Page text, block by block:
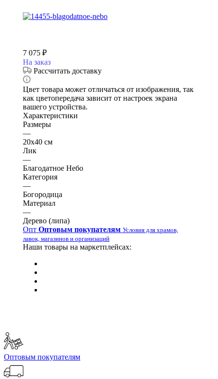
7 075 ₽
На заказ
Рассчитать доставку
Цвет товара может отличаться от изображения, так
как цветопередача зависит от настроек экрана
вашего устройства.
Характеристики
Размеры
—
20х40 см
Лик
—
Благодатное Небо
Категория
—
Богородица
Материал
—
Дерево (липа)
Опт Оптовым покупателям Условия для храмов,
лавок, магазинов и организаций
Наши товары на маркетплейсах:
Оптовым покупателям